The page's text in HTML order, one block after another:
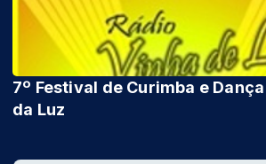
7º Festival de Curimba e
da Luz